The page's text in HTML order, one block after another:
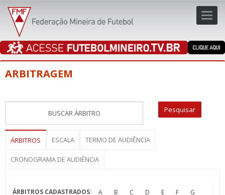
ARBITRAGEM
ÁRBITROS ESCALA TERMO DE AUDIÊNCIA
CRONOGRAMA DE AUDIÊNCIA
ÁRBITROS CADASTRADOS: A B C D E F
G